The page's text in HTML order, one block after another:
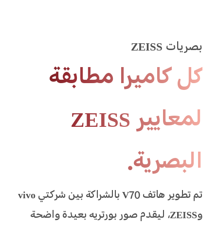
بصريات ZEISS
‏‫كل كاميرا مطابقة
لمعايير ZEISS
البصرية.‬
‏‫تم تطوير هاتف V70 بالشراكة بين شركتي vivo
وZEISS، ليقدم صور بورتريه بعيدة واضحة